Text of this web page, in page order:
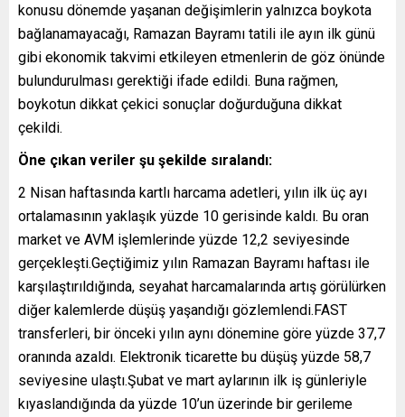
konusu dönemde yaşanan değişimlerin yalnızca boykota
bağlanamayacağı, Ramazan Bayramı tatili ile ayın ilk günü
gibi ekonomik takvimi etkileyen etmenlerin de göz önünde
bulundurulması gerektiği ifade edildi. Buna rağmen,
boykotun dikkat çekici sonuçlar doğurduğuna dikkat
çekildi.
Öne çıkan veriler şu şekilde sıralandı:
2 Nisan haftasında kartlı harcama adetleri, yılın ilk üç ayı
ortalamasının yaklaşık yüzde 10 gerisinde kaldı. Bu oran
market ve AVM işlemlerinde yüzde 12,2 seviyesinde
gerçekleşti.Geçtiğimiz yılın Ramazan Bayramı haftası ile
karşılaştırıldığında, seyahat harcamalarında artış görülürken
diğer kalemlerde düşüş yaşandığı gözlemlendi.FAST
transferleri, bir önceki yılın aynı dönemine göre yüzde 37,7
oranında azaldı. Elektronik ticarette bu düşüş yüzde 58,7
seviyesine ulaştı.Şubat ve mart aylarının ilk iş günleriyle
kıyaslandığında da yüzde 10’un üzerinde bir gerileme